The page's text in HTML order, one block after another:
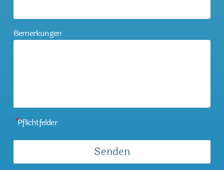
Bemerkungen
*Pflichtfelder